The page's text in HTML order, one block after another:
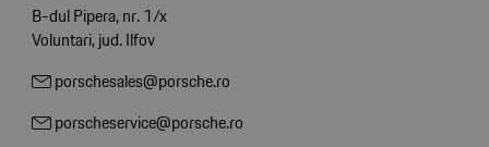
B-dul Pipera, nr. 1/x
Voluntari, jud. Ilfov
porschesales@porsche.ro
porscheservice@porsche.ro